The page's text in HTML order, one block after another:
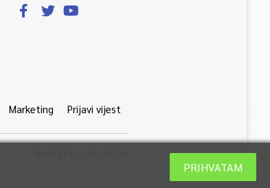
Marketing Prijavi vijest
PRIHVATAM